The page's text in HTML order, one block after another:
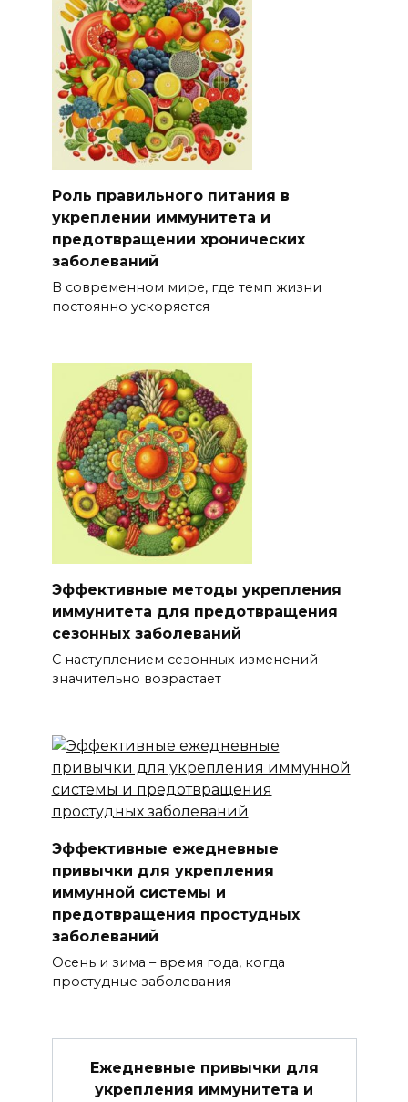
Роль правильного питания в
укреплении иммунитета и
предотвращении хронических
заболеваний
В современном мире, где темп жизни
постоянно ускоряется
Эффективные методы укрепления
иммунитета для предотвращения
сезонных заболеваний
С наступлением сезонных изменений
значительно возрастает
Эффективные ежедневные
привычки для укрепления
иммунной системы и
предотвращения простудных
заболеваний
Осень и зима – время года, когда
простудные заболевания
Ежедневные привычки для
укрепления иммунитета и